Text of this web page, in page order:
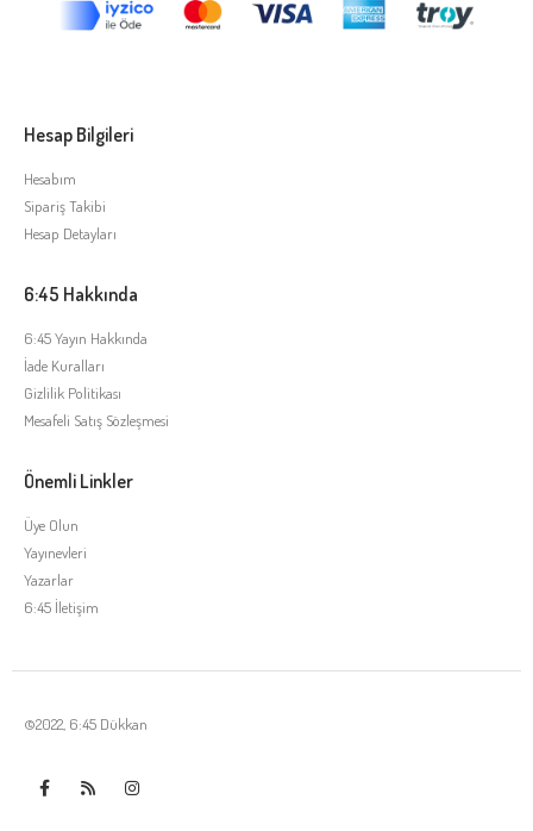
Hesap Bilgileri
Hesabım
Sipariş Takibi
Hesap Detayları
6:45 Hakkında
6:45 Yayın Hakkında
İade Kuralları
Gizlilik Politikası
Mesafeli Satış Sözleşmesi
Önemli Linkler
Üye Olun
Yayınevleri
Yazarlar
6:45 İletişim
©2022, 6:45 Dükkan